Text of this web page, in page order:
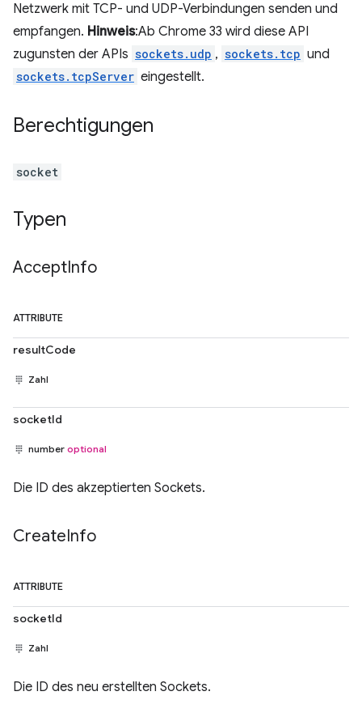
Netzwerk mit TCP- und UDP-Verbindungen senden und
empfangen. Hinweis:Ab Chrome 33 wird diese API
zugunsten der APIs sockets.udp , sockets.tcp und
sockets.tcpServer eingestellt.
Berechtigungen
socket
Typen
AcceptInfo
ATTRIBUTE
resultCode
Zahl
socketId
number optional
Die ID des akzeptierten Sockets.
CreateInfo
ATTRIBUTE
socketId
Zahl
Die ID des neu erstellten Sockets.